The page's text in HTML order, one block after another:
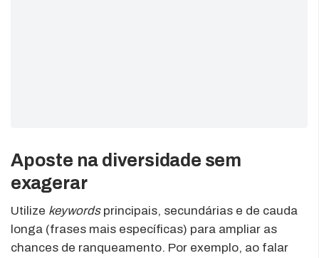
Aposte na diversidade sem
exagerar
Utilize keywordsprincipais, secundárias e de cauda
longa (frases mais específicas) para ampliar as
chances de ranqueamento. Por exemplo, ao falar